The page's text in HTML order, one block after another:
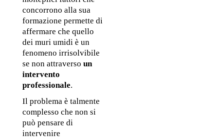
concorrono alla sua
formazione permette di
affermare che quello
dei muri umidi è un
fenomeno irrisolvibile
se non attraverso un
intervento
professionale.
Il problema è talmente
complesso che non si
può pensare di
intervenire